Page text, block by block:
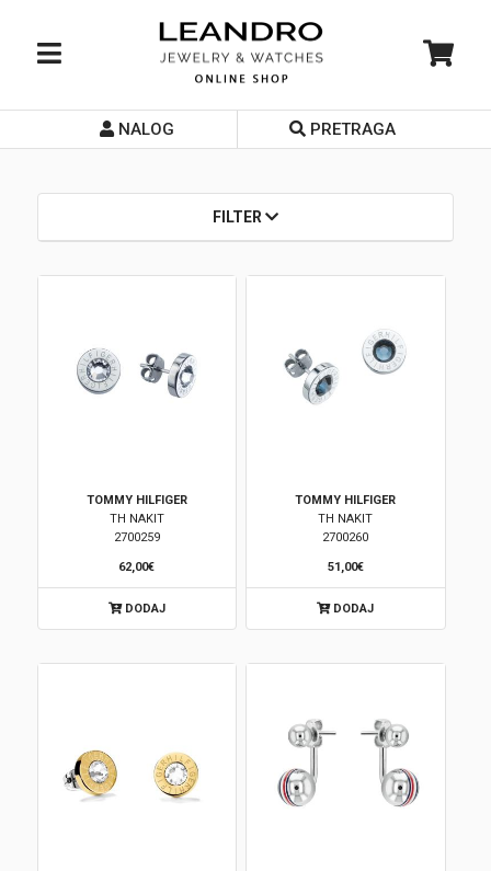
Početna
Prodavnice
Loyalty Club
Swiss🇨🇭
Satovi
Outlet
NALOG PRETRAGA
FILTER
TOMMY HILFIGER
TH NAKIT
2700259
62,00€
DODAJ
TOMMY HILFIGER
TH NAKIT
2700260
51,00€
DODAJ